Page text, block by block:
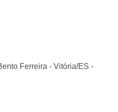
Ferreira - Vitória/ES -